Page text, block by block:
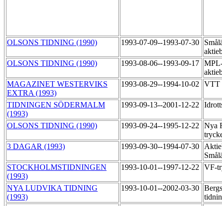
OLSONS TIDNING (1990) 1993-07-09--1993-07-30
OLSONS TIDNING (1990)
1993-08-06--1993-09-17
MAGAZINET WESTERVIKS
EXTRA (1993)
1993-08-29--1994-10-02 VTT
TIDNINGEN SÖDERMALM
(1993)
1993-09-13--2001-12-22
OLSONS TIDNING (1990) 1993-09-24--1995-12-22
Nya
3 DAGAR (1993)
1993-09-30--1994-07-30
STOCKHOLMSTIDNINGEN
(1993)
1993-10-01--1997-12-22 VF-
NYA LUDVIKA TIDNING
(1993)
1993-10-01--2002-03-30